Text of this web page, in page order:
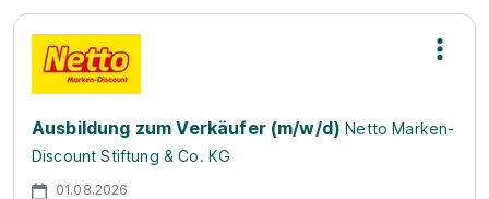
Ausbildung zum Verkäufer (m/w/d) Netto Marken-
Discount Stiftung & Co. KG
01.08.2026